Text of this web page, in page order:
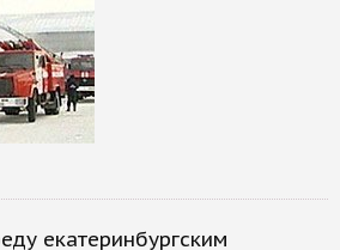
екатеринбургским